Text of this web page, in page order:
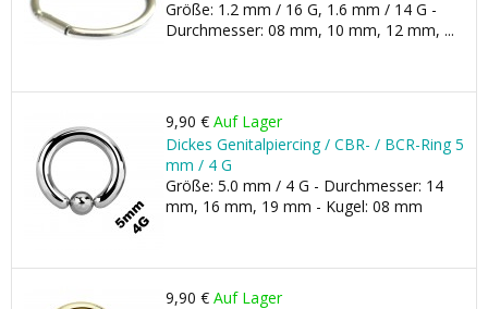
Größe: 1.2 mm / 16 G, 1.6 mm / 14 G -
Durchmesser: 08 mm, 10 mm, 12 mm, ...
9,90 € Auf Lager
Dickes Genitalpiercing / CBR- / BCR-Ring 5
mm / 4 G
Größe: 5.0 mm / 4 G - Durchmesser: 14
mm, 16 mm, 19 mm - Kugel: 08 mm
9,90 € Auf Lager